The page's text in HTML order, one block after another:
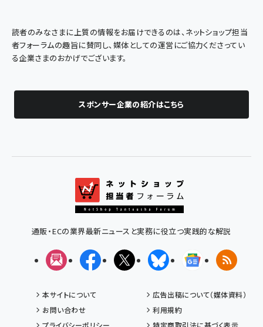
読者のみなさまに上質の情報をお届けできるのは、ネットショップ担当
者フォーラムの趣旨に賛同し、媒体としての運営にご協力くださってい
る企業さまのおかげでございます。
スポンサー企業の紹介はこちら
通販・ECの業界最新ニュースと実務に役立つ実践的な解説
メルマガFacebookX(エックス)BlueskyGoogleニュ
RSS
本サイトについて
広告出稿について（媒体資料）
お問い合わせ
利用規約